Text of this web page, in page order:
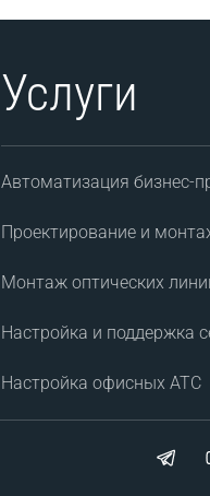
Услуги
Автоматизация бизнес-
Проектирование и
Монтаж оптических
Настройка и поддержка
Настройка офисных АТС